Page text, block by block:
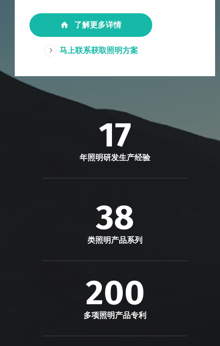
了解更多详情
马上联系获取照明方案
17
年照明研发生产经验
38
类照明产品系列
200
多项照明产品专利